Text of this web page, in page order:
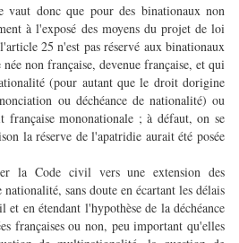
vaut donc que pour des binationaux non
à l'exposé des moyens du projet de loi
25 n'est pas réservé aux binationaux
non française, devenue française, et qui
(pour autant que le droit dorigine
ou déchéance de nationalité) ou
française mononationale ; à défaut, on se
la réserve de l'apatridie aurait été posée
la Code civil vers une extension des
sans doute en écartant les délais
en étendant l'hypothèse de la déchéance
françaises ou non, peu important qu'elles